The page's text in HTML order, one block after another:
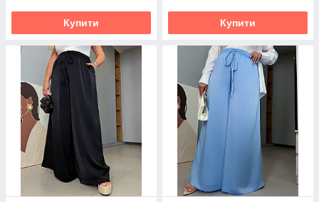
Купити Купити